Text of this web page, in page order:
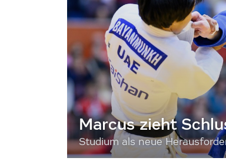
Marcus zieht
Studium als neue